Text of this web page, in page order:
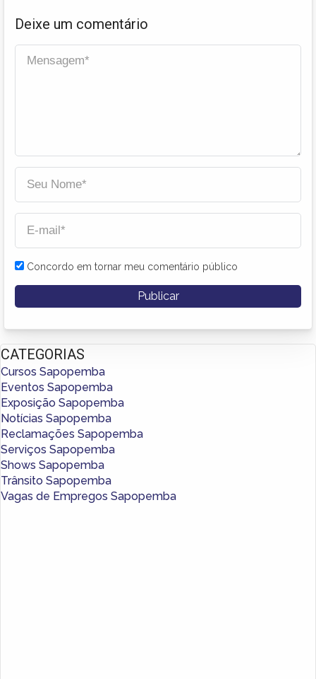
Deixe um comentário
Concordo em tornar meu comentário público
CATEGORIAS
Cursos Sapopemba
Eventos Sapopemba
Exposição Sapopemba
Notícias Sapopemba
Reclamações Sapopemba
Serviços Sapopemba
Shows Sapopemba
Trânsito Sapopemba
Vagas de Empregos Sapopemba